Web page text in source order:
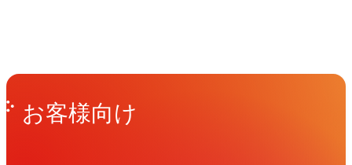
Get in Touchお問い合わせ
お客様向け